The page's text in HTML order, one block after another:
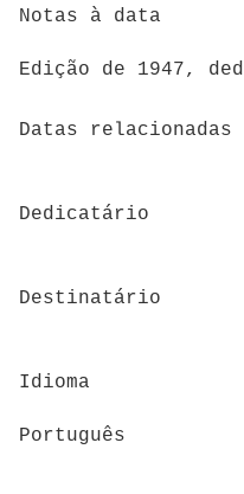
Notas à data
Edição de 1947,
Datas relacionadas
Dedicatário
Destinatário
Idioma
Português